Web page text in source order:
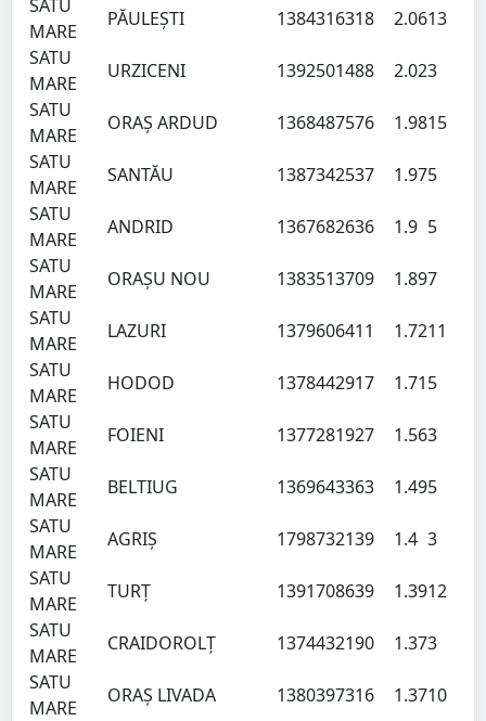
SATU
MARE
PĂULEŞTI 1384316318 2.0613
SATU
MARE
URZICENI 1392501488 2.023
SATU
MARE
ORAŞ ARDUD 1368487576 1.9815
SATU
MARE
SANTĂU 1387342537 1.975
SATU
MARE
ANDRID 1367682636 1.9 5
SATU
MARE
ORAŞU NOU 1383513709 1.897
SATU
MARE
LAZURI 1379606411 1.7211
SATU
MARE
HODOD 1378442917 1.715
SATU
MARE
FOIENI 1377281927 1.563
SATU
MARE
BELTIUG 1369643363 1.495
SATU
MARE
AGRIŞ 1798732139 1.4 3
SATU
MARE
TURŢ 1391708639 1.3912
SATU
MARE
CRAIDOROLŢ 1374432190 1.373
SATU
MARE
ORAŞ LIVADA 1380397316 1.3710